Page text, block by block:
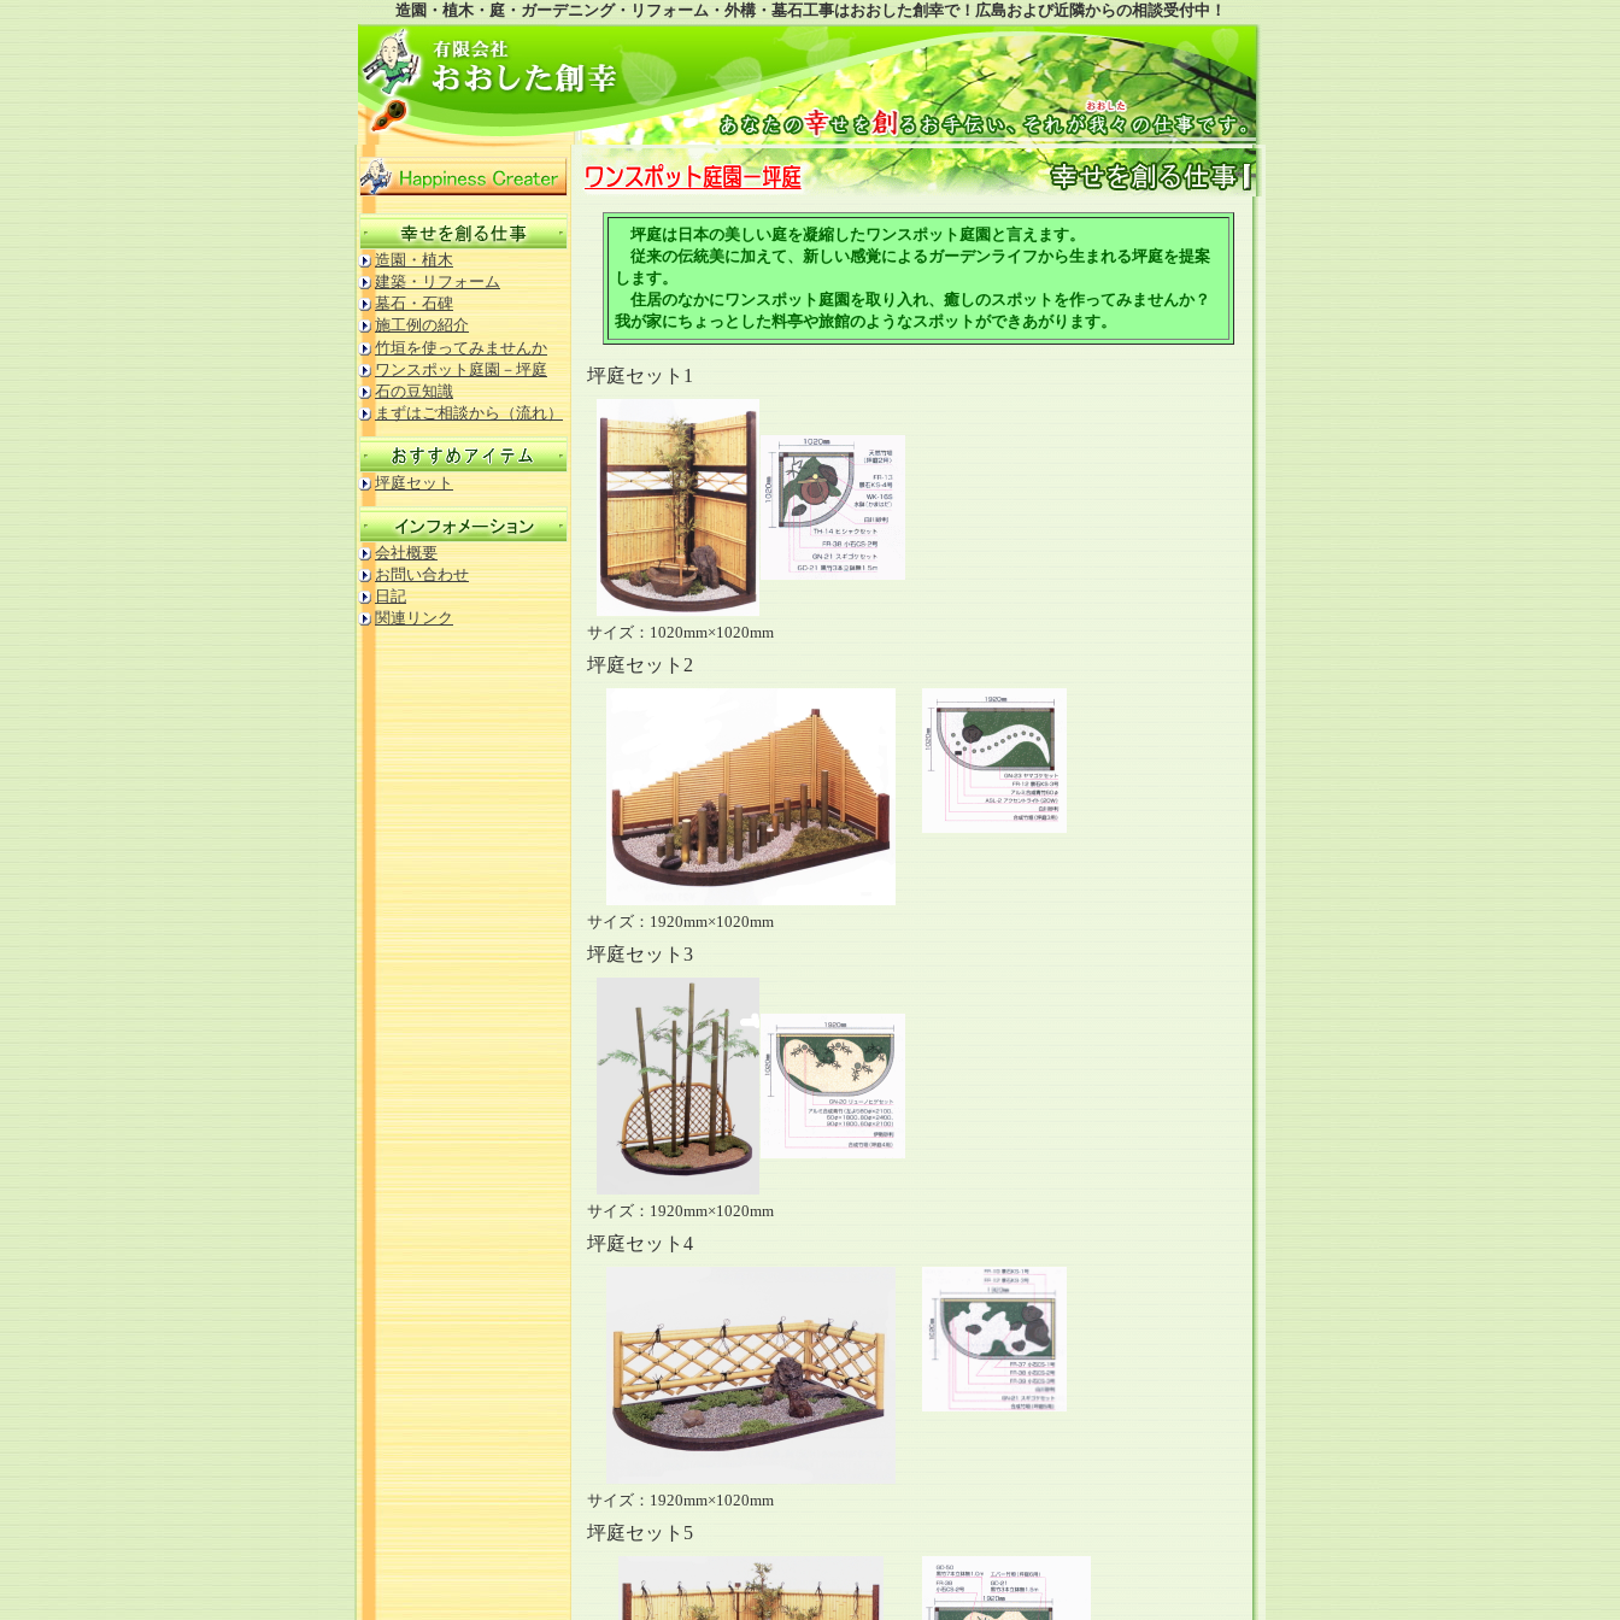
造園・植木・庭・ガーデニング・リフォーム・外構・墓石工事はおおした創幸で！広島および近隣からの相談受付中！
造園・植木
建築・リフォーム
墓石・石碑
施工例の紹介
竹垣を使ってみませんか
ワンスポット庭園－坪庭
石の豆知識
まずはご相談から（流れ）
坪庭セット
会社概要
お問い合わせ
日記
関連リンク
坪庭は日本の美しい庭を凝縮したワンスポット庭園と言えます。
従来の伝統美に加えて、新しい感覚によるガーデンライフから生まれる坪庭を提案
します。
住居のなかにワンスポット庭園を取り入れ、癒しのスポットを作ってみませんか？
我が家にちょっとした料亭や旅館のようなスポットができあがります。
坪庭セット1
サイズ：1020mm×1020mm
坪庭セット2
サイズ：1920mm×1020mm
坪庭セット3
サイズ：1920mm×1020mm
坪庭セット4
サイズ：1920mm×1020mm
坪庭セット5